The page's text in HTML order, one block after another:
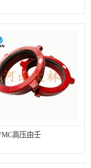
高压由壬
器
端配件